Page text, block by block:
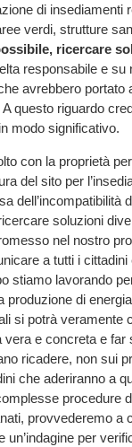
di insediamenti
verdi, strutture
ricercare
responsabile e
avrebbero portato
questo riguardo
modo significativo.
con la proprietà
del sito per
dell’incompatibilità
soluzioni
nel nostro
a tutti i
stiamo lavorando
produzione di
si potrà veramente
e concreta e far
ricadere, non sui
che aderiranno a
procedure
provvederemo a
un’indagine per